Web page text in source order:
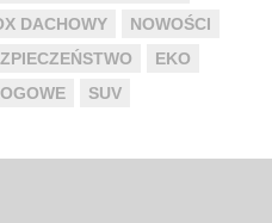
DACHOWY
NOWOŚCI
EKO
SUV